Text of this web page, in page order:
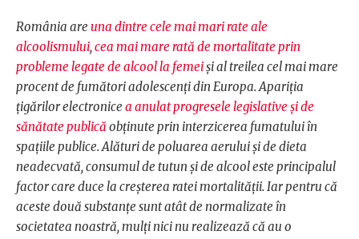
România are una dintre cele mai mari rate ale
alcoolismului,cea mai mare rată de mortalitate prin
probleme legate de alcool la femeiși al treilea cel mai mare
procent de fumători adolescenți din Europa. Apariția
țigărilor electronice a anulat progresele legislative și de
sănătate publică obținute prin interzicerea fumatului în
spațiile publice. Alături de poluarea aerului și de dieta
neadecvată, consumul de tutun și de alcool este principalul
factor care duce la creșterea ratei mortalității. Iar pentru că
aceste două substanțe sunt atât de normalizate în
societatea noastră, mulți nici nu realizează că au o